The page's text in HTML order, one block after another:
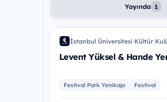
Yayında 1
LY&
İÜ İstanbul Üniversitesi Kültür
Levent Yüksel & Hande
Festival Park Yenikapı Festival